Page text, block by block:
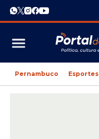
Pernambuco Esportes